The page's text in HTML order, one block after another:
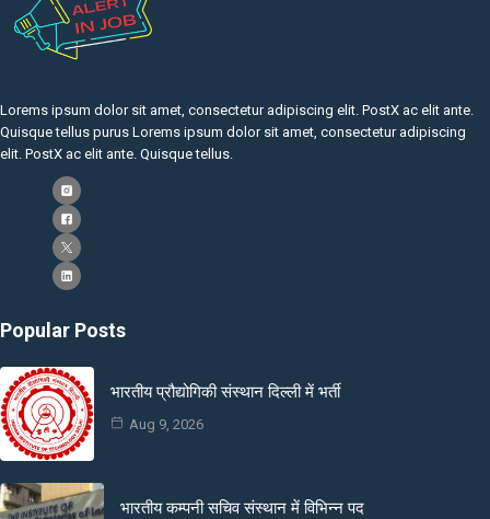
Lorems ipsum dolor sit amet, consectetur adipiscing elit. PostX ac elit ante.
Quisque tellus purus Lorems ipsum dolor sit amet, consectetur adipiscing
elit. PostX ac elit ante. Quisque tellus.
Popular Posts
भारतीय प्रौद्योगिकी संस्थान दिल्ली में भर्ती
Aug 9, 2026
भारतीय कम्पनी सचिव संस्थान में विभिन्न पद